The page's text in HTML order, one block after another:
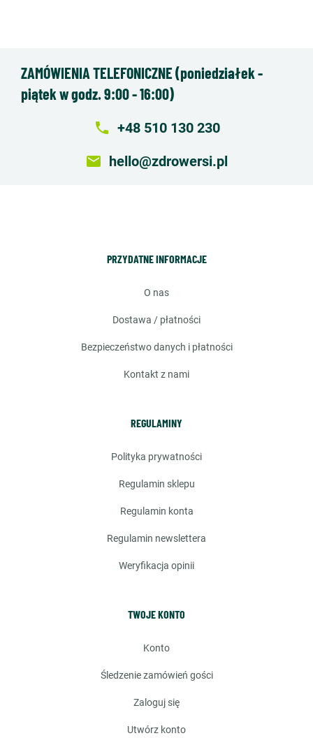
ZAMÓWIENIA TELEFONICZNE (poniedziałek -
piątek w godz. 9:00 - 16:00)
local_phone +48 510 130 230
email hello@zdrowersi.pl
PRZYDATNE INFORMACJE
o nas
dostawa / płatności
bezpieczeństwo danych i płatności
kontakt z nami
REGULAMINY
polityka prywatności
regulamin sklepu
regulamin konta
regulamin newslettera
weryfikacja opinii
TWOJE KONTO
konto
śledzenie zamówień gości
zaloguj się
utwórz konto